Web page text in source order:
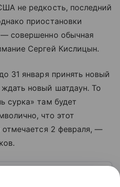
не редкость, последний
приостановки
— совершенно обычная
Сергей Кислицын.
31 января принять новый
новый шатдаун. То
сурка» там будет
что этот
отмечается 2 февраля, —